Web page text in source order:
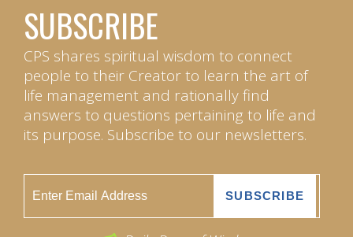
SUBSCRIBE
CPS shares spiritual wisdom to connect
people to their Creator to learn the art of
life management and rationally find
answers to questions pertaining to life and
its purpose. Subscribe to our newsletters.